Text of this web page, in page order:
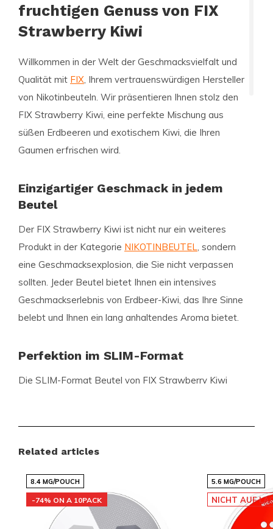
fruchtigen Genuss von FIX
Strawberry Kiwi
Willkommen in der Welt der Geschmacksvielfalt und
Qualität mit FIX, Ihrem vertrauenswürdigen Hersteller
von Nikotinbeuteln. Wir präsentieren Ihnen stolz den
FIX Strawberry Kiwi, eine perfekte Mischung aus
süßen Erdbeeren und exotischem Kiwi, die Ihren
Gaumen erfrischen wird.
Einzigartiger Geschmack in jedem
Beutel
Der FIX Strawberry Kiwi ist nicht nur ein weiteres
Produkt in der Kategorie NIKOTINBEUTEL, sondern
eine Geschmacksexplosion, die Sie nicht verpassen
sollten. Jeder Beutel bietet Ihnen ein intensives
Geschmackserlebnis von Erdbeer-Kiwi, das Ihre Sinne
belebt und Ihnen ein lang anhaltendes Aroma bietet.
Perfektion im SLIM-Format
Die SLIM-Format Beutel von FIX Strawberry Kiwi
wiegt 0,70 Gramm und ist damit ideal für den
Stärke und Qualität
Related articles
8.4 MG/POUCH
-74% ON A 10PACK
5.6 MG/POUCH
NICHT AUF